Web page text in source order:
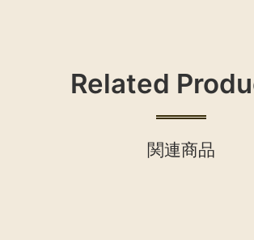
Related
関連商品